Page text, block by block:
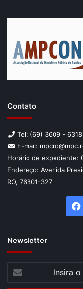
Contato
Tel: (69) 3609 -
E-mail:
Horário de expediente:
Endereço: Avenida
RO, 76801-327
Newsletter